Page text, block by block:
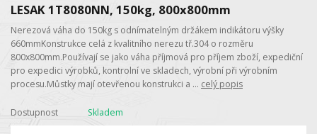
LESAK 1T8080NN, 150kg, 800x800mm
Nerezová váha do 150kg s odnímatelným držákem indikátoru výšky
660mmKonstrukce celá z kvalitního nerezu tř.304 o rozměru
800x800mm.Používají se jako váha příjmová pro příjem zboží, expediční
pro expedici výrobků, kontrolní ve skladech, výrobní při výrobním
procesu.Můstky mají otevřenou konstrukci a ... celý popis
Dostupnost Skladem